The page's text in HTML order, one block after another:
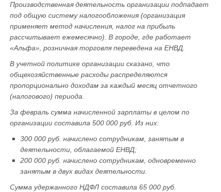
Производственная деятельность организации подпадает
под общую систему налогообложения (организация
применяет метод начисления, налог на прибыль
рассчитывает ежемесячно). В городе, где работает
«Альфа», розничная торговля переведена на ЕНВД.
В учетной политике организации сказано, что
общехозяйственные расходы распределяются
пропорционально доходам за каждый месяц отчетного
(налогового) периода.
За февраль сумма начисленной зарплаты в целом по
организации составила 500 000 руб. Из них:
300 000 руб. начислено сотрудникам, занятым в
деятельности, облагаемой ЕНВД;
200 000 руб. начислено сотрудникам, одновременно
занятым в двух видах деятельности.
Сумма удержанного НДФЛ составила 65 000 руб.